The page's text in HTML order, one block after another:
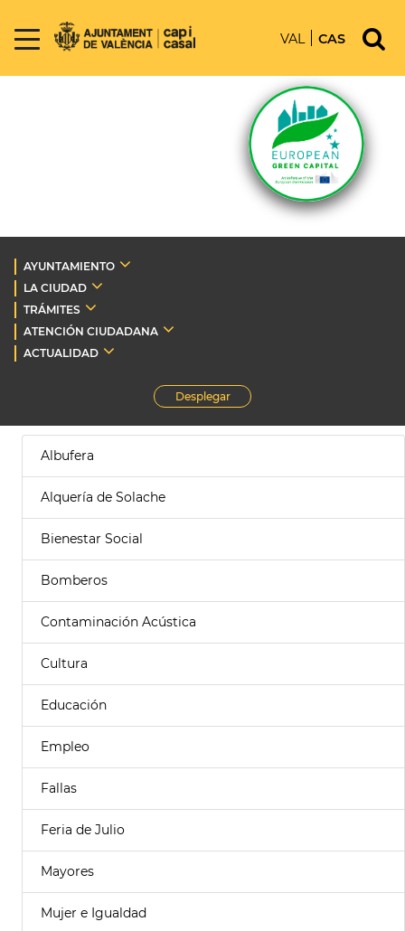
VAL CAS
AYUNTAMIENTO
LA CIUDAD
TRÁMITES
ATENCIÓN CIUDADANA
ACTUALIDAD
Desplegar
Albufera
Alquería de Solache
Bienestar Social
Bomberos
Contaminación Acústica
Cultura
Educación
Empleo
Fallas
Feria de Julio
Mayores
Mujer e Igualdad